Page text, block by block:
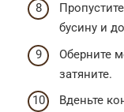
бусину и
Оберните
затяните.
Вденьте